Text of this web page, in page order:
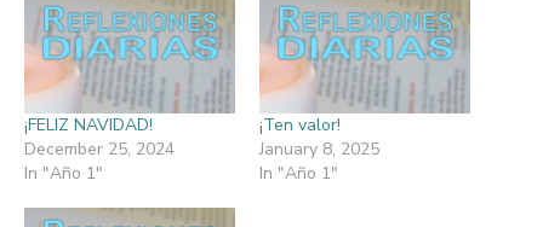
¡FELIZ NAVIDAD!
December 25, 2024
In "Año 1"
¡Ten valor!
January 8, 2025
In "Año 1"